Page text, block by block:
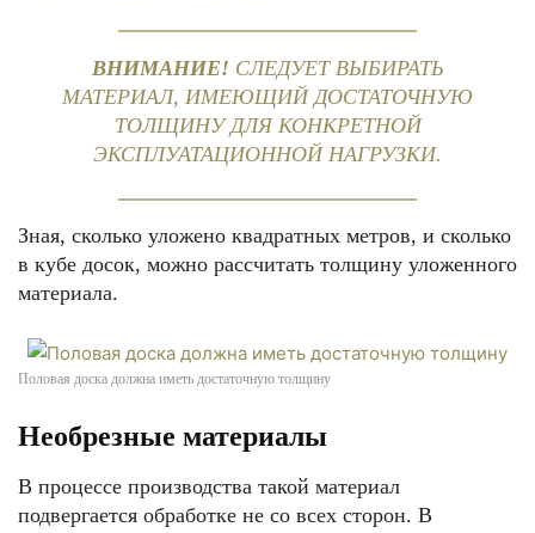
ВНИМАНИЕ! СЛЕДУЕТ ВЫБИРАТЬ
МАТЕРИАЛ, ИМЕЮЩИЙ ДОСТАТОЧНУЮ
ТОЛЩИНУ ДЛЯ КОНКРЕТНОЙ
ЭКСПЛУАТАЦИОННОЙ НАГРУЗКИ.
Зная, сколько уложено квадратных метров, и сколько
в кубе досок, можно рассчитать толщину уложенного
материала.
Половая доска должна иметь достаточную толщину
Необрезные материалы
В процессе производства такой материал
подвергается обработке не со всех сторон. В